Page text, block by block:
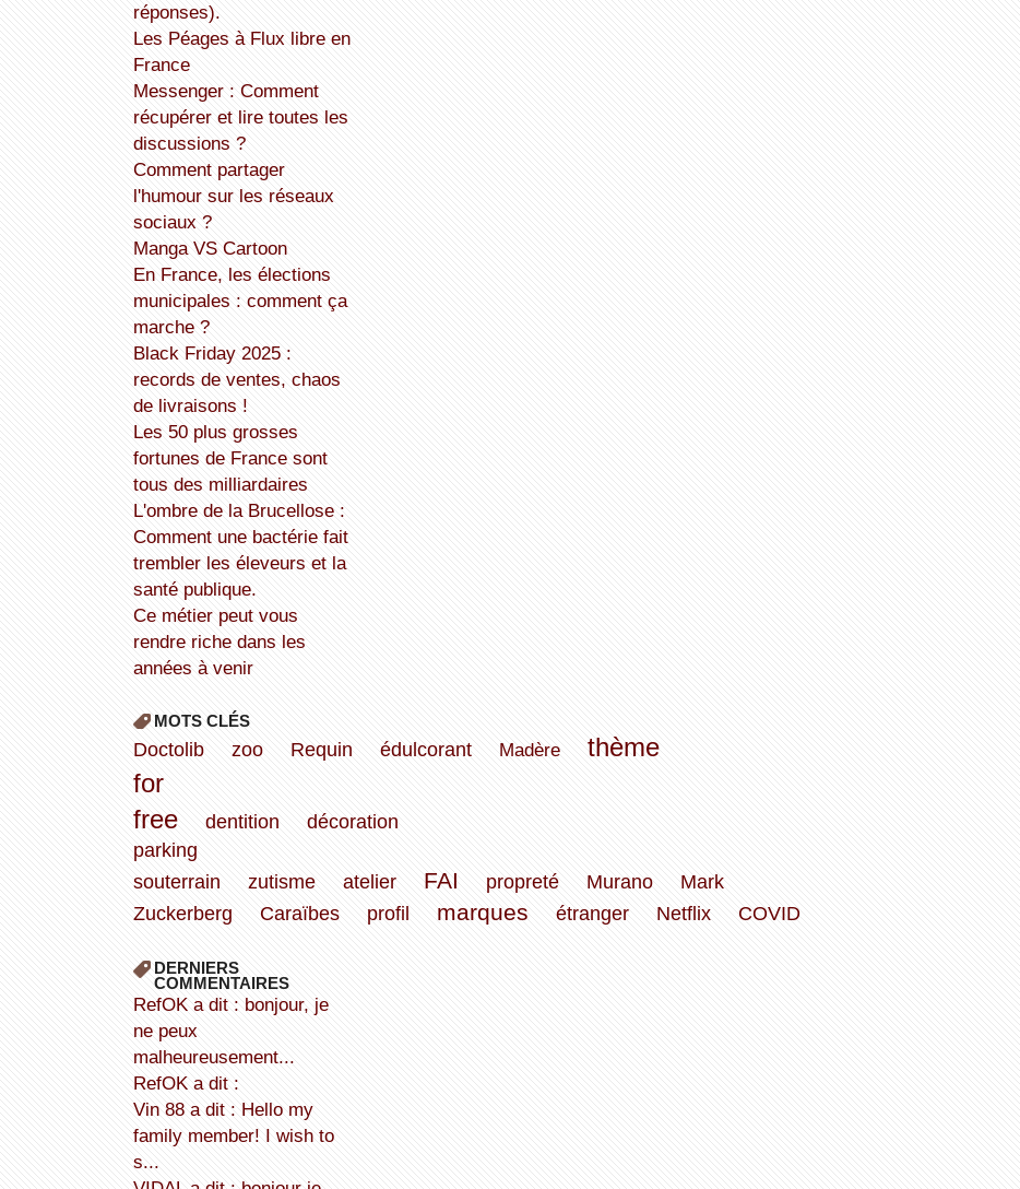
réponses).
Les Péages à Flux libre en
France
Messenger : Comment
récupérer et lire toutes les
discussions ?
Comment partager
l'humour sur les réseaux
sociaux ?
Manga VS Cartoon
En France, les élections
municipales : comment ça
marche ?
Black Friday 2025 :
records de ventes, chaos
de livraisons !
Les 50 plus grosses
fortunes de France sont
tous des milliardaires
L'ombre de la Brucellose :
Comment une bactérie fait
trembler les éleveurs et la
santé publique.
Ce métier peut vous
rendre riche dans les
années à venir
MOTS CLÉS
Doctolib zoo Requin édulcorant Madère
thème
for
free
dentition
décoration
parking
souterrain
zutisme atelier FAI propreté Murano
Mark
Zuckerberg
Caraïbes profil marques étranger Netflix COVID
DERNIERS
COMMENTAIRES
refOK a dit : bonjour, je
ne peux
malheureusement...
refOK a dit :
Vin 88 a dit : Hello my
family member! I wish to
s...